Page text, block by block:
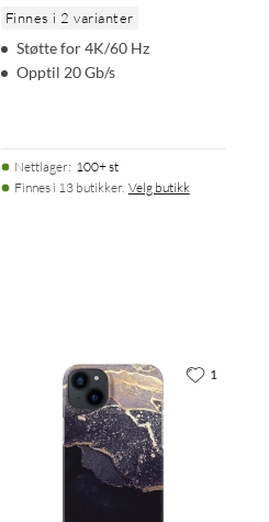
Finnes i 2 varianter
Støtte for 4K/60 Hz
Opptil 20 Gb/s
Nettlager: 100+ st
Finnes i 13 butikker. Velg butikk
1